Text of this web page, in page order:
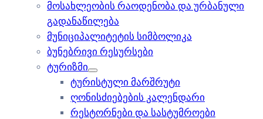
მოსახლეობის რაოდენობა და ურბანული
გადანაწილება
მუნიციპალიტეტის სიმბოლიკა
ბუნებრივი რესურსები
ტურიზმი
ტურისტული მარშრუტი
ღონისძიებების კალენდარი
რესტორნები და სასტუმროები